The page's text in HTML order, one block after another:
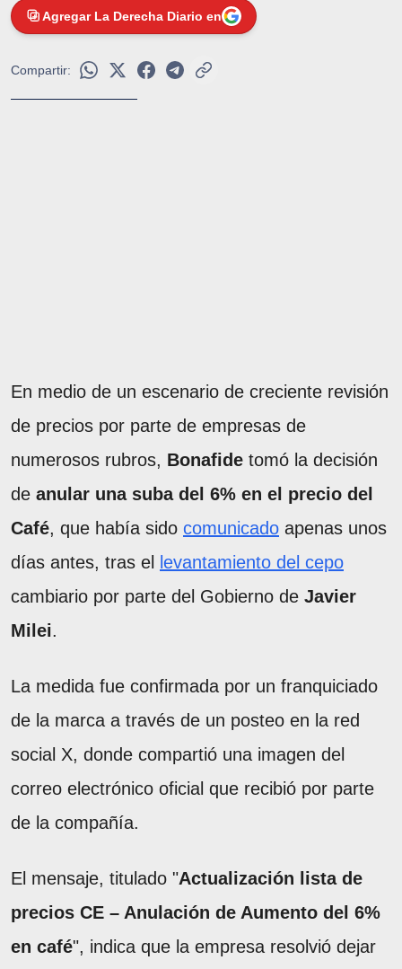
Agregar La Derecha Diario en
Compartir:
En medio de un escenario de creciente revisión
de precios por parte de empresas de
numerosos rubros, Bonafide tomó la decisión
de anular una suba del 6% en el precio del
Café, que había sido comunicado apenas unos
días antes, tras el
levantamiento del cepo
cambiario por parte del Gobierno de Javier
Milei.
La medida fue confirmada por un franquiciado
de la marca a través de un posteo en la red
social X, donde compartió una imagen del
correo electrónico oficial que recibió por parte
de la compañía.
El mensaje, titulado "Actualización lista de
precios CE – Anulación de Aumento del 6%
en café", indica que la empresa resolvió dejar